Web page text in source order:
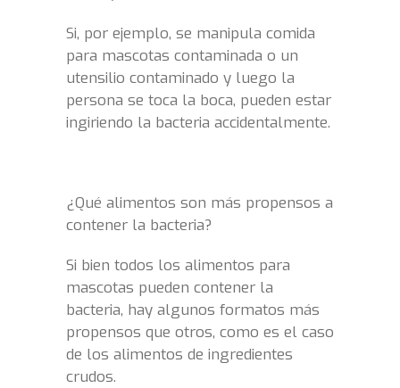
Si, por ejemplo, se manipula comida
para mascotas contaminada o un
utensilio contaminado y luego la
persona se toca la boca, pueden estar
ingiriendo la bacteria accidentalmente.
¿Qué alimentos son más propensos a
contener la bacteria?
Si bien todos los alimentos para
mascotas pueden contener la
bacteria, hay algunos formatos más
propensos que otros, como es el caso
de los alimentos de ingredientes
crudos.